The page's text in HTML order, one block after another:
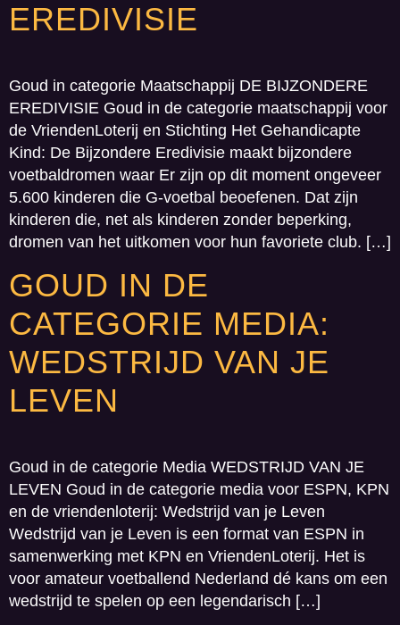
EREDIVISIE
Goud in categorie Maatschappij DE BIJZONDERE
EREDIVISIE Goud in de categorie maatschappij voor
de VriendenLoterij en Stichting Het Gehandicapte
Kind: De Bijzondere Eredivisie maakt bijzondere
voetbaldromen waar Er zijn op dit moment ongeveer
5.600 kinderen die G-voetbal beoefenen. Dat zijn
kinderen die, net als kinderen zonder beperking,
dromen van het uitkomen voor hun favoriete club. […]
GOUD IN DE
CATEGORIE MEDIA:
WEDSTRIJD VAN JE
LEVEN
Goud in de categorie Media WEDSTRIJD VAN JE
LEVEN Goud in de categorie media voor ESPN, KPN
en de vriendenloterij: Wedstrijd van je Leven
Wedstrijd van je Leven is een format van ESPN in
samenwerking met KPN en VriendenLoterij. Het is
voor amateur voetballend Nederland dé kans om een
wedstrijd te spelen op een legendarisch […]